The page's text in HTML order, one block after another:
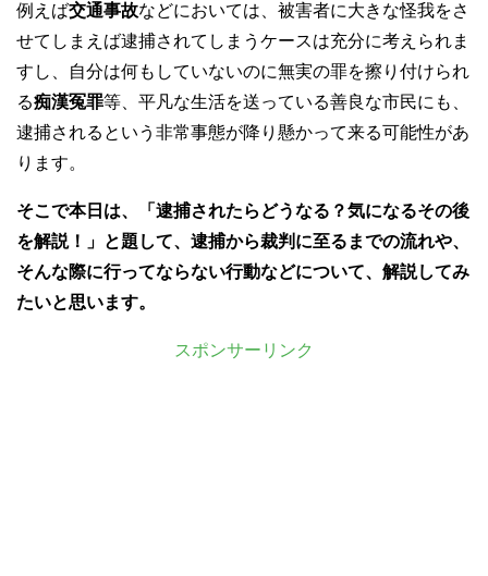
例えば交通事故などにおいては、被害者に大きな怪我をさ
せてしまえば逮捕されてしまうケースは充分に考えられま
すし、自分は何もしていないのに無実の罪を擦り付けられ
る痴漢冤罪等、平凡な生活を送っている善良な市民にも、
逮捕されるという非常事態が降り懸かって来る可能性があ
ります。
そこで本日は、「 逮捕されたら どうなる？気になるその後
を解説！」と題して、逮捕から裁判に至るまでの流れや、
そんな際に行ってならない行動などについて、解説してみ
たいと思います。
スポンサーリンク